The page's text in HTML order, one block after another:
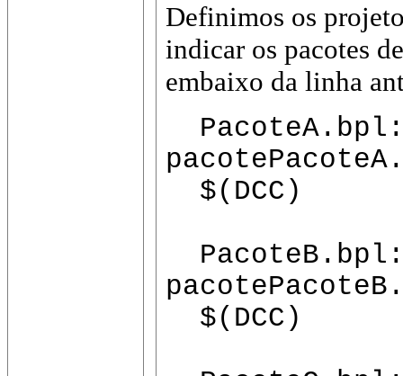
Definimos os
indicar os pacotes
embaixo da linha
$(DCC)
$(DCC)